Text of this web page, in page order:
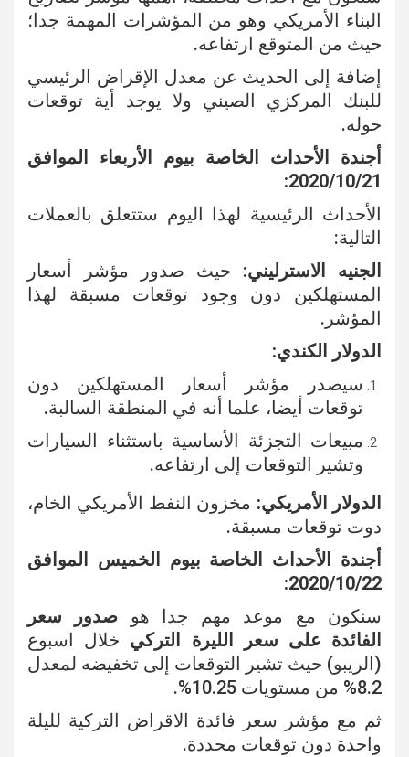
البناء الأمريكي وهو من المؤشرات المهمة جدا؛
حيث من المتوقع ارتفاعه.
إضافة إلى الحديث عن معدل الإقراض الرئيسي
للبنك المركزي الصيني ولا يوجد أية توقعات
حوله.
أجندة الأحداث الخاصة بيوم الأربعاء الموافق
2020/10/21:
الأحداث الرئيسية لهذا اليوم ستتعلق بالعملات
التالية:
الجنيه الاسترليني: حيث صدور مؤشر أسعار
المستهلكين دون وجود توقعات مسبقة لهذا
المؤشر.
الدولار الكندي:
سيصدر مؤشر أسعار المستهلكين دون
توقعات أيضا، علما أنه في المنطقة السالبة.
مبيعات التجزئة الأساسية باستثناء السيارات
وتشير التوقعات إلى ارتفاعه.
الدولار الأمريكي: مخزون النفط الأمريكي الخام،
دوت توقعات مسبقة.
أجندة الأحداث الخاصة بيوم الخميس الموافق
2020/10/22:
سنكون مع موعد مهم جدا هو صدور سعر
الفائدة على سعر الليرة التركي خلال اسبوع
(الريبو) حيث تشير التوقعات إلى تخفيضه لمعدل
8.2% من مستويات 10.25%.
ثم مع مؤشر سعر فائدة الاقراض التركية لليلة
واحدة دون توقعات محددة.